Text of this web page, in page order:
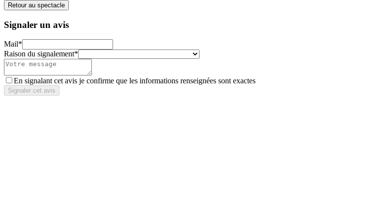
Retour au spectacle
Signaler un avis
Mail*
Raison du signalement*
En signalant cet avis je confirme que les informations renseignées sont exactes
Signaler cet avis